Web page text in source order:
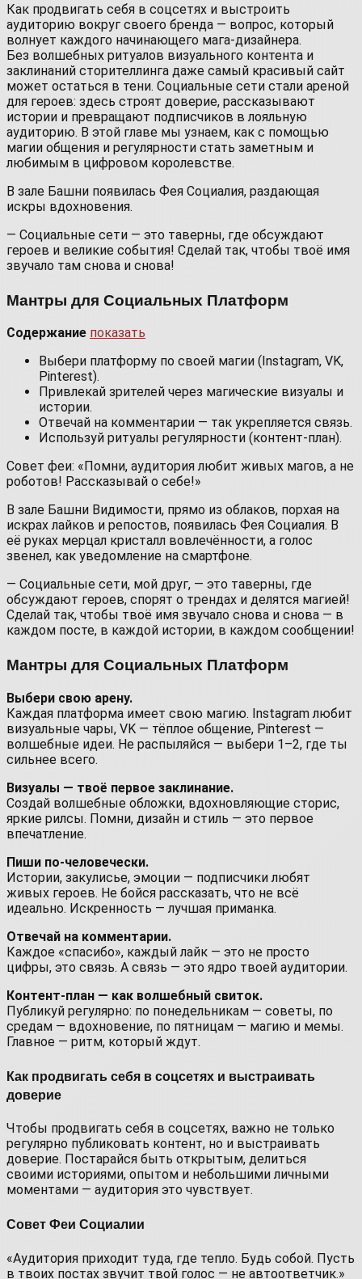
Как продвигать себя в соцсетях и выстроить
аудиторию вокруг своего бренда — вопрос, который
волнует каждого начинающего мага-дизайнера.
Без волшебных ритуалов визуального контента и
заклинаний сторителлинга даже самый красивый сайт
может остаться в тени. Социальные сети стали ареной
для героев: здесь строят доверие, рассказывают
истории и превращают подписчиков в лояльную
аудиторию. В этой главе мы узнаем, как с помощью
магии общения и регулярности стать заметным и
любимым в цифровом королевстве.
В зале Башни появилась Фея Социалия, раздающая
искры вдохновения.
— Социальные сети — это таверны, где обсуждают
героев и великие события! Сделай так, чтобы твоё имя
звучало там снова и снова!
Мантры для Социальных Платформ
Содержание показать
Выбери платформу по своей магии (Instagram, VK,
Pinterest).
Привлекай зрителей через магические визуалы и
истории.
Отвечай на комментарии — так укрепляется связь.
Используй ритуалы регулярности (контент-план).
Совет феи: «Помни, аудитория любит живых магов, а не
роботов! Рассказывай о себе!»
В зале Башни Видимости, прямо из облаков, порхая на
искрах лайков и репостов, появилась Фея Социалия. В
её руках мерцал кристалл вовлечённости, а голос
звенел, как уведомление на смартфоне.
— Социальные сети, мой друг, — это таверны, где
обсуждают героев, спорят о трендах и делятся магией!
Сделай так, чтобы твоё имя звучало снова и снова — в
каждом посте, в каждой истории, в каждом сообщении!
Мантры для Социальных Платформ
Выбери свою арену.
Каждая платформа имеет свою магию. Instagram любит
визуальные чары, VK — тёплое общение, Pinterest —
волшебные идеи. Не распыляйся — выбери 1–2, где ты
сильнее всего.
Визуалы — твоё первое заклинание.
Создай волшебные обложки, вдохновляющие сторис,
яркие рилсы. Помни, дизайн и стиль — это первое
впечатление.
Пиши по-человечески.
Истории, закулисье, эмоции — подписчики любят
живых героев. Не бойся рассказать, что не всё
идеально. Искренность — лучшая приманка.
Отвечай на комментарии.
Каждое «спасибо», каждый лайк — это не просто
цифры, это связь. А связь — это ядро твоей аудитории.
Контент-план — как волшебный свиток.
Публикуй регулярно: по понедельникам — советы, по
средам — вдохновение, по пятницам — магию и мемы.
Главное — ритм, который ждут.
Как продвигать себя в соцсетях и выстраивать
доверие
Чтобы продвигать себя в соцсетях, важно не только
регулярно публиковать контент, но и выстраивать
доверие. Постарайся быть открытым, делиться
своими историями, опытом и небольшими личными
моментами — аудитория это чувствует.
Совет Феи Социалии
«Аудитория приходит туда, где тепло. Будь собой. Пусть
в твоих постах звучит твой голос — не автоответчик.»